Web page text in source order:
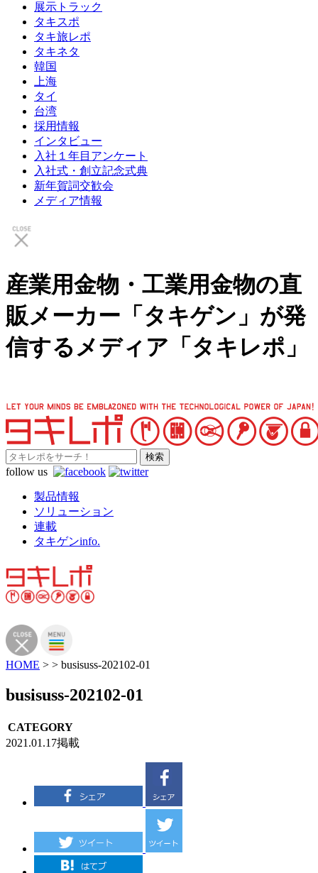
展示トラック
タキスポ
タキ旅レポ
タキネタ
韓国
上海
タイ
台湾
採用情報
インタビュー
入社１年目アンケート
入社式・創立記念式典
新年賀詞交歓会
メディア情報
産業用金物・工業用金物の直
販メーカー「タキゲン」が発
信するメディア「タキレポ」
follow us
製品情報
ソリューション
連載
タキゲンinfo.
HOME > > busisuss-202102-01
busisuss-202102-01
CATEGORY
2021.01.17掲載